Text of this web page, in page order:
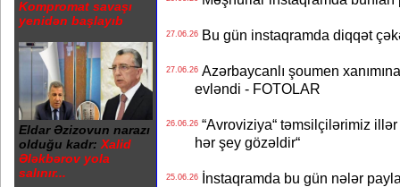
Kompromat savaşı
yenidən başlayıb
Eldar Əzizovun narazı
olduğu kadr: Xalid
Ələkbərov yola
salınır...
27.06.26Bu gün instaqramda diqqət
27.06.26Azərbaycanlı şoumen
evləndi - FOTOLAR
26.06.26“Avroviziya“ təmsilçilərimiz illər
hər şey gözəldir“
25.06.26İnstaqramda bu gün nələr